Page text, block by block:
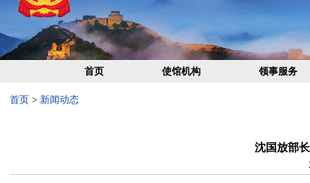
首页 使馆机构 领事服务
首页 > 新闻动态
沈国放部